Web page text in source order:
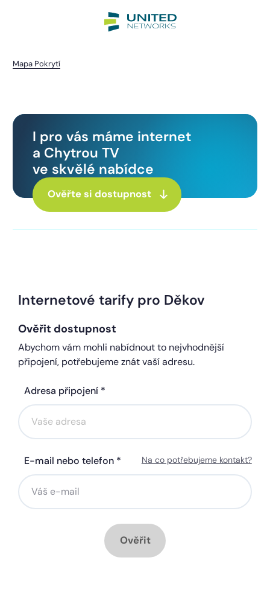
Mapa Pokrytí
I pro vás máme internet
a Chytrou TV
ve skvělé nabídce
Ověřte si dostupnost
Internetové tarify pro Děkov
Ověřit dostupnost
Abychom vám mohli nabídnout to nejvhodnější
připojení, potřebujeme znát vaší adresu.
Adresa připojení *
E-mail nebo telefon * Na co potřebujeme kontakt?
Ověřit